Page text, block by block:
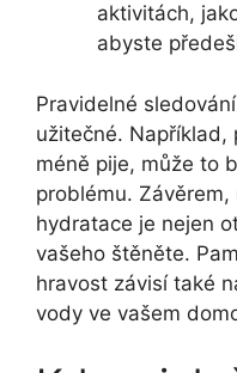
aktivitách,
abyste
Pravidelné
užitečné. Například,
méně pije, může to
problému.
hydratace je nejen
vašeho štěněte.
hravost závisí také
vody ve vašem